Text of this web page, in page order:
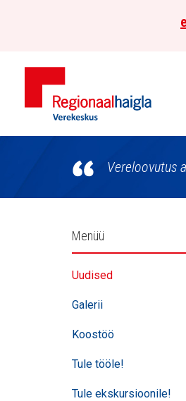
Põhja-
Verekeskus
Vereloovutus
Külgpaani
navigatsioon
Menüü
Uudised
Galerii
Koostöö
Tule tööle!
Tule ekskursioonile!